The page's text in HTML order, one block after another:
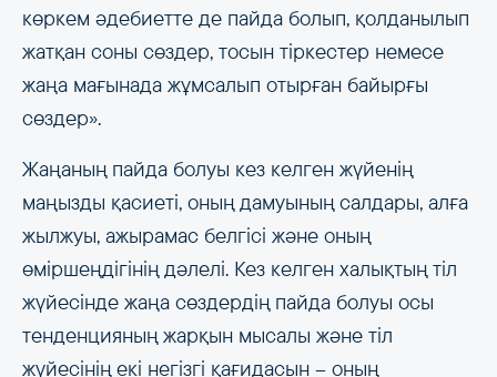
көркем әдебиетте де пайда болып, қолданылып
жатқан соны сөздер, тосын тіркестер немесе
жаңа мағынада жұмсалып отырған байырғы
сөздер».
Жаңаның пайда болуы кез келген жүйенің
маңызды қасиеті, оның дамуының салдары, алға
жылжуы, ажырамас белгісі және оның
өміршеңдігінің дәлелі. Кез келген халықтың тіл
жүйесінде жаңа сөздердің пайда болуы осы
тенденцияның жарқын мысалы және тіл
жүйесінің екі негізгі қағидасын – оның